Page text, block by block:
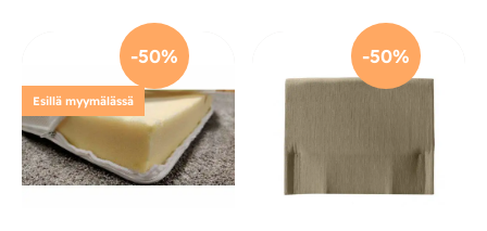
-50%
Esillä myymälässä
-50%